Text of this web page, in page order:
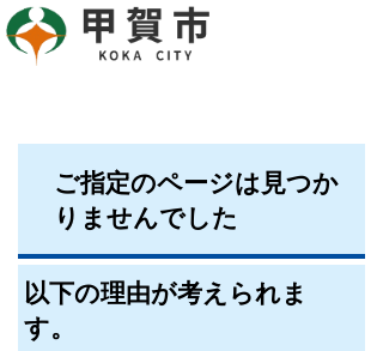
ご指定のページは見つか
りませんでした
以下の理由が考えられま
す。